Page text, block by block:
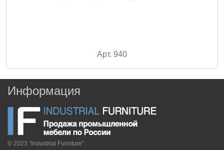
Арт. 940
Информация
© 2023 "Industrial Furniture"